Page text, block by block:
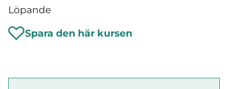
Löpande
Spara den här kursen